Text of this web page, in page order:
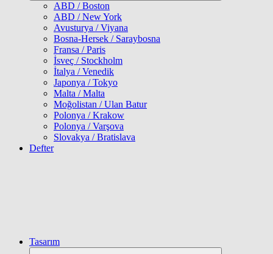
ABD / Boston
ABD / New York
Avusturya / Viyana
Bosna-Hersek / Saraybosna
Fransa / Paris
İsveç / Stockholm
İtalya / Venedik
Japonya / Tokyo
Malta / Malta
Moğolistan / Ulan Batur
Polonya / Krakow
Polonya / Varşova
Slovakya / Bratislava
Defter
Tasarım